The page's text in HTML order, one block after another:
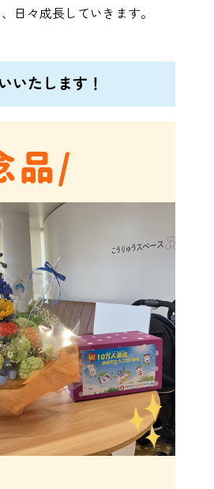
日々成長していきます。
いたします！